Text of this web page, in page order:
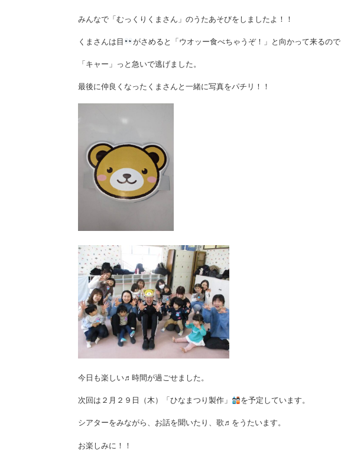
みんなで「むっくりくまさん」のうたあそびをしましたよ！！
くまさんは目 がさめると「ウオッー食べちゃうぞ！」と向かって来るので
「キャー」っと急いで逃げました。
最後に仲良くなったくまさんと一緒に写真をパチリ！！
今日も楽しい♬時間が過ごせました。
次回は２月２９日（木）「ひなまつり製作」 を予定しています。
シアターをみながら、お話を聞いたり、歌♬をうたいます。
お楽しみに！！